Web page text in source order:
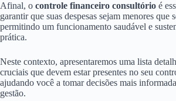
Afinal, o controle financeiro consultório é
garantir que suas despesas sejam menores que
permitindo um funcionamento saudável e
prática.
Neste contexto, apresentaremos uma lista
cruciais que devem estar presentes no seu
ajudando você a tomar decisões mais
gestão.